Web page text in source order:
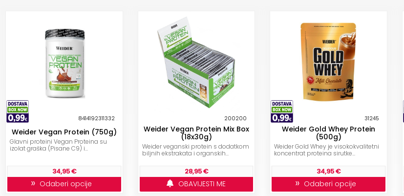
8414192311332
Weider Vegan Protein (750g)
Glavni proteini Vegan Proteina su
izolat graška (Pisane C9) i...
34,95 €
» Odaberi opcije
200200
Weider Vegan Protein Mix Box
(18x30g)
Weider veganski protein s dodatkom
biljnih ekstrakata i organskih...
28,95 €
OBAVIJESTI ME
31245
Weider Gold Whey Protein
(500g)
Weider Gold Whey je visokokvalitetni
koncentrat proteina sirutke...
34,95 €
» Odaberi opcije